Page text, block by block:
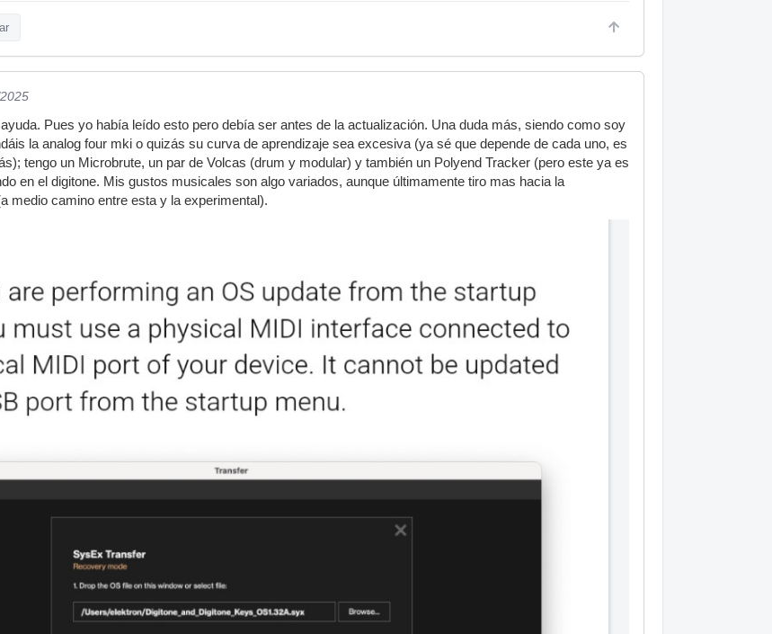
Pues yo había leído esto pero debía ser antes de la actualización. Una duda más, siendo como soy
la analog four mki o quizás su curva de aprendizaje sea excesiva (ya sé que depende de cada uno, es
tengo un Microbrute, un par de Volcas (drum y modular) y también un Polyend Tracker (pero este ya es
en el digitone. Mis gustos musicales son algo variados, aunque últimamente tiro mas hacia la
medio camino entre esta y la experimental).